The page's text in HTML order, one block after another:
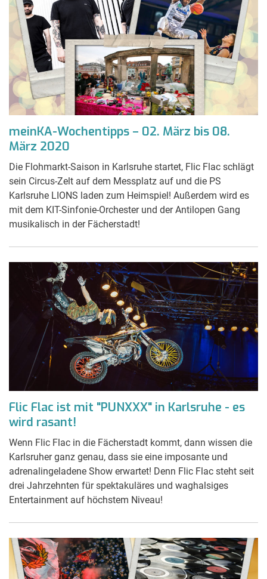
meinKA-Wochentipps – 02. März bis 08.
März 2020
Die Flohmarkt-Saison in Karlsruhe startet, Flic Flac schlägt
sein Circus-Zelt auf dem Messplatz auf und die PS
Karlsruhe LIONS laden zum Heimspiel! Außerdem wird es
mit dem KIT-Sinfonie-Orchester und der Antilopen Gang
musikalisch in der Fächerstadt!
Flic Flac ist mit "PUNXXX" in Karlsruhe - es
wird rasant!
Wenn Flic Flac in die Fächerstadt kommt, dann wissen die
Karlsruher ganz genau, dass sie eine imposante und
adrenalingeladene Show erwartet! Denn Flic Flac steht seit
drei Jahrzehnten für spektakuläres und waghalsiges
Entertainment auf höchstem Niveau!